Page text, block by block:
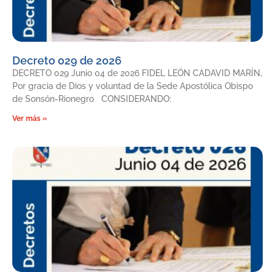
Decreto 029 de 2026
DECRETO 029 Junio 04 de 2026 FIDEL LEÓN CADAVID MARÍN,
Por gracia de Dios y voluntad de la Sede Apostólica Obispo
de Sonsón-Rionegro CONSIDERANDO:
Ver más »